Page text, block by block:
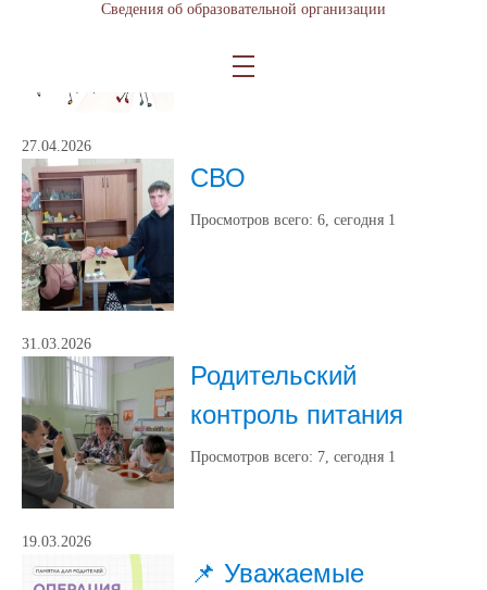
Просмотров всего: , сегодня
27.04.2026
СВО
Просмотров всего: 6, сегодня 1
31.03.2026
Родительский
контроль питания
Просмотров всего: 7, сегодня 1
19.03.2026
📌 Уважаемые
Сведения об образовательной организации